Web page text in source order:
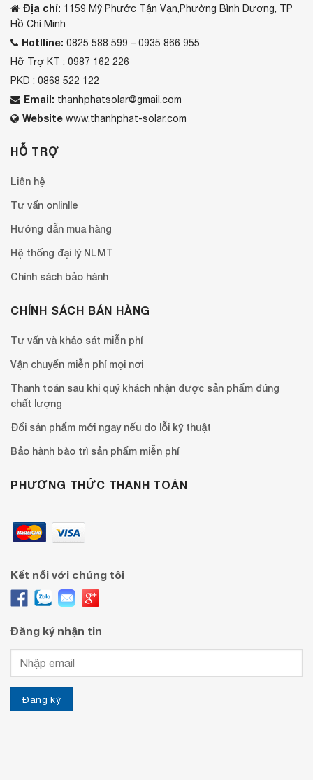
Địa chỉ: 1159 Mỹ Phước Tận Vạn,Phường Bình Dương, TP
Hồ Chí Minh
Hotlline: 0825 588 599 – 0935 866 955
Hỡ Trợ KT : 0987 162 226
PKD : 0868 522 122
Email: thanhphatsolar@gmail.com
Website www.thanhphat-solar.com
HỖ TRỢ
Liên hệ
Tư vấn onlinlle
Hướng dẫn mua hàng
Hệ thống đại lý NLMT
Chính sách bảo hành
CHÍNH SÁCH BÁN HÀNG
Tư vấn và khảo sát miễn phí
Vận chuyển miễn phí mọi nơi
Thanh toán sau khi quý khách nhận được sản phẩm đúng
chất lượng
Đổi sản phẩm mới ngay nếu do lỗi kỹ thuật
Bảo hành bào trì sản phẩm miễn phí
PHƯƠNG THỨC THANH TOÁN
Kết nối với chúng tôi
Đăng ký nhận tin